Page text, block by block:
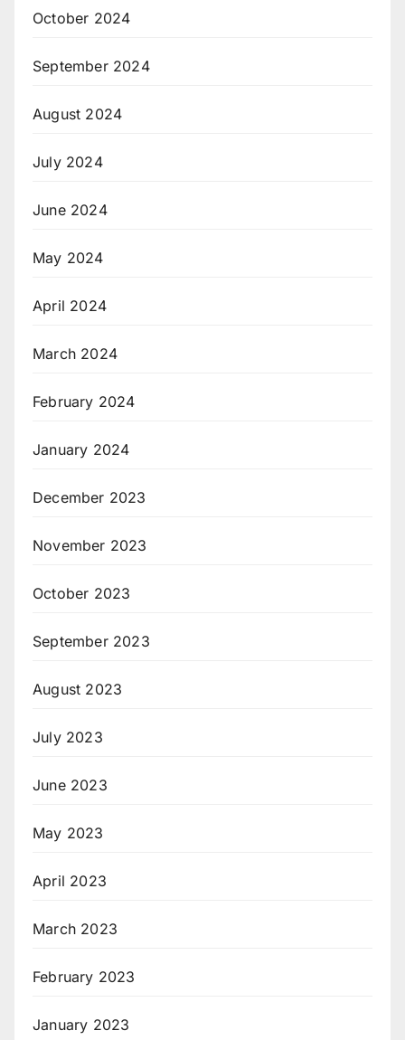
October 2024
September 2024
August 2024
July 2024
June 2024
May 2024
April 2024
March 2024
February 2024
January 2024
December 2023
November 2023
October 2023
September 2023
August 2023
July 2023
June 2023
May 2023
April 2023
March 2023
February 2023
January 2023